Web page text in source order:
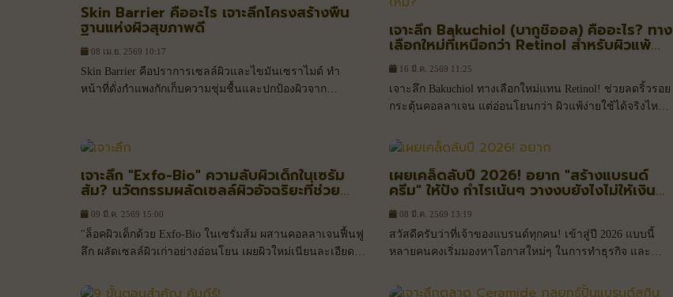
Skin Barrier คืออะไร เจาะลึกโครงสร้างพื้น
ฐานแห่งผิวสุขภาพดี
08 เม.ย. 2569 10:17
Skin Barrier คือปราการเซลล์ผิวและไขมันเซราไมด์ ทำ
หน้าที่ดั่งกำแพงกักเก็บความชุ่มชื้นและปกป้องผิวจาก
เจาะลึก Bakuchiol (บากูชิออล) คืออะไร? ทาง
เลือกใหม่ที่เหนือกว่า Retinol สำหรับผิวแพ้
ง่ายจริงไหม?
16 มี.ค. 2569 11:25
เจาะลึก Bakuchiol ทางเลือกใหม่แทน Retinol! ช่วยลดริ้วรอย
กระตุ้นคอลลาเจน แต่อ่อนโยนกว่า ผิวแพ้ง่ายใช้ได้จริงไหม?
เจาะลึก "Exfo-Bio" ความลับผิวเด็กในเซรั่ม
ส้ม? นวัตกรรมผลัดเซลล์ผิวอัจฉริยะที่ช่วย
"ล็อคความอ่อนเยาว์" ไว้กับคุณ
09 มี.ค. 2569 15:00
"ล็อคผิวเด็กด้วย Exfo-Bio ในเซรั่มส้ม ผสานคอลลาเจนฟื้นฟู
ลึก ผลัดเซลล์ผิวเก่าอย่างอ่อนโยน เผยผิวใหม่เนียนละเอียด
เผยเคล็ดลับปี 2026! อยาก "สร้างแบรนด์
ครีม" ให้ปัง กำไรเน้นๆ วางงบยังไงไม่ให้เงิน
จม?
08 มี.ค. 2569 13:19
สวัสดีครับว่าที่เจ้าของแบรนด์ทุกคน! เข้าสู่ปี 2026 แบบนี้
หลายคนคงเริ่มมองหาโอกาสใหม่ๆ ในการทำธุรกิจ และ
แบรนด์ครีมตอนนี้ยังทันไหม?" หรือ "มีงบก้อนหนึ่ง จะแบ่งยัง